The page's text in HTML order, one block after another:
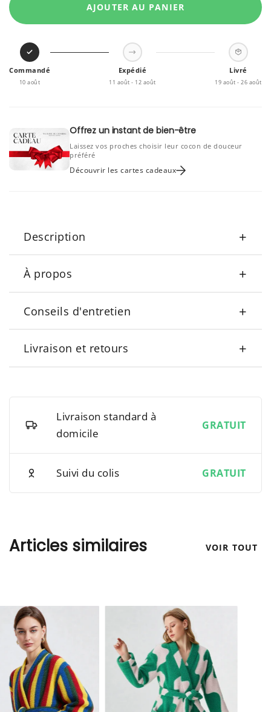
AJOUTER AU PANIER
Commandé
10 août
Expédié
11 août - 12 août
Livré
19 août - 26 août
Offrez un instant de bien-être
Laissez vos proches choisir leur cocon de douceur
préféré
Découvrir les cartes cadeaux
Description +
À propos +
Conseils d'entretien +
Livraison et retours +
Livraison standard à
domicile
GRATUIT
Suivi du colis GRATUIT
Articles similaires VOIR TOUT